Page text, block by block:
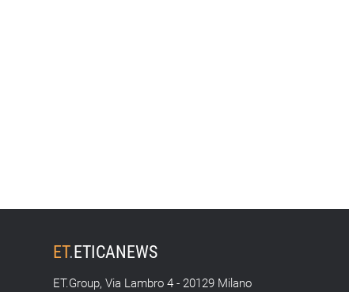
ET.ETICANEWS
ET.Group, Via Lambro 4 - 20129 Milano